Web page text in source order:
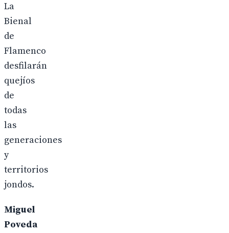
La
Bienal
de
Flamenco
desfilarán
quejíos
de
todas
las
generaciones
y
territorios
jondos.
Miguel
Poveda